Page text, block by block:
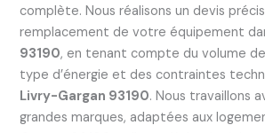
complète. Nous réalisons un devis
remplacement de votre équipement
93190, en tenant compte du volume
type d’énergie et des contraintes
Livry-Gargan 93190. Nous travaillons
grandes marques, adaptées aux